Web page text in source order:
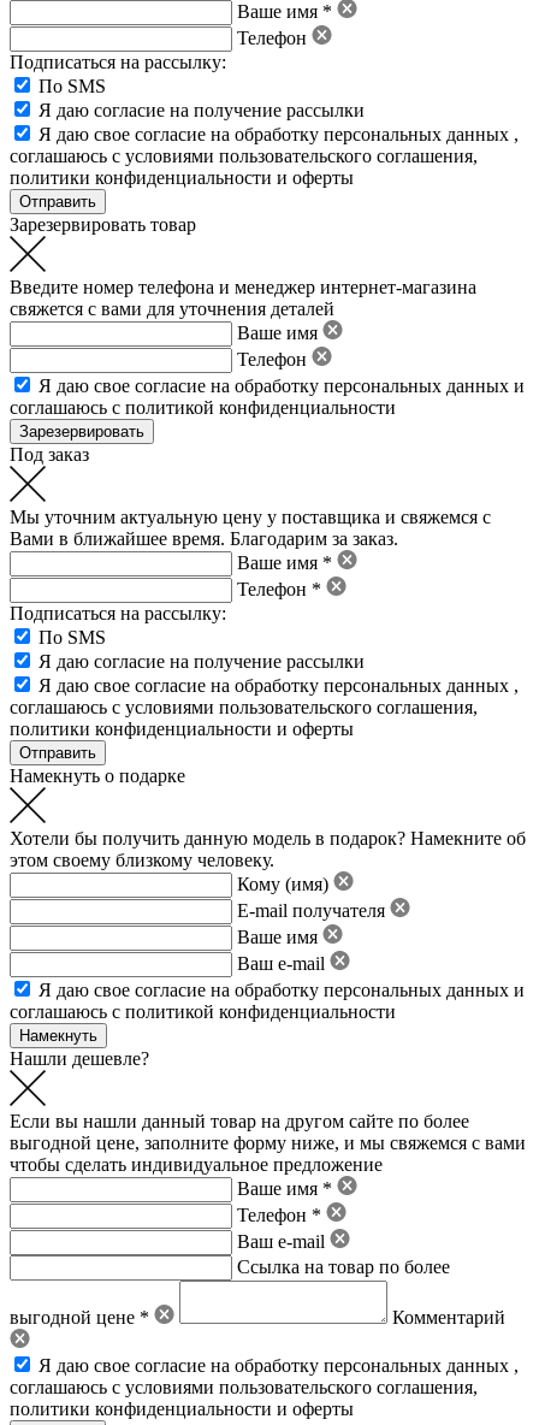
Ваше имя *
Телефон
Подписаться на рассылку:
По SMS
Я даю согласие на получение рассылки
Я даю свое согласие на обработку персональных данных ,
соглашаюсь с условиями пользовательского соглашения,
политики конфиденциальности и оферты
Зарезервировать товар
Введите номер телефона и менеджер интернет-магазина
свяжется с вами для уточнения деталей
Ваше имя
Телефон
Я даю свое согласие на обработку персональных данных и
соглашаюсь с политикой конфиденциальности
Под заказ
Мы уточним актуальную цену у поставщика и свяжемся с
Вами в ближайшее время. Благодарим за заказ.
Ваше имя *
Телефон *
Подписаться на рассылку:
По SMS
Я даю согласие на получение рассылки
Я даю свое согласие на обработку персональных данных ,
соглашаюсь с условиями пользовательского соглашения,
политики конфиденциальности и оферты
Намекнуть о подарке
Хотели бы получить данную модель в подарок? Намекните об
этом своему близкому человеку.
Кому (имя)
E-mail получателя
Ваше имя
Ваш e-mail
Я даю свое согласие на обработку персональных данных и
соглашаюсь с политикой конфиденциальности
Нашли дешевле?
Если вы нашли данный товар на другом сайте по более
выгодной цене, заполните форму ниже, и мы свяжемся с вами
чтобы сделать индивидуальное предложение
Ваше имя *
Телефон *
Ваш e-mail
Ссылка на товар по более
выгодной цене * Комментарий
Я даю свое согласие на обработку персональных данных ,
соглашаюсь с условиями пользовательского соглашения,
политики конфиденциальности и оферты